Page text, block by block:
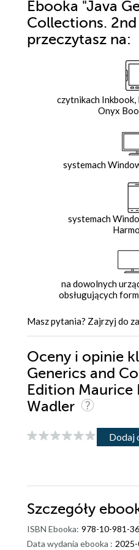
Ebooka "Java
Collections.
przeczytasz na:
czytnikach
Onyx
systemach
systemach
na dowolnych
obsługujących
Masz pytania? Zajrzyj do
Oceny i opinie
Generics and
Edition Maurice
Wadler
Dodaj
Szczegóły
ISBN Ebooka: 978-10-981-
Data wydania ebooka :